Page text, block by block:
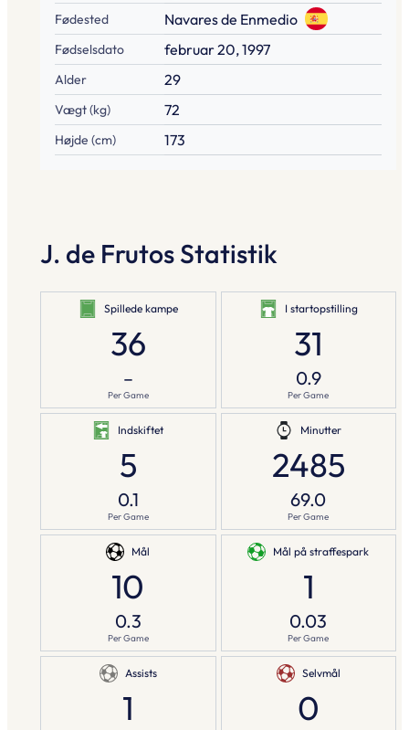
Fødested
Navares de Enmedio
Fødselsdato februar 20, 1997
Alder 29
Vægt (kg) 72
Højde (cm) 173
J. de Frutos Statistik
Spillede kampe
36
–
Per Game
I startopstilling
31
0.9
Per Game
Indskiftet
5
0.1
Per Game
Minutter
2485
69.0
Per Game
Mål
10
0.3
Per Game
Mål på straffespark
1
0.03
Per Game
Assists
1
Selvmål
0